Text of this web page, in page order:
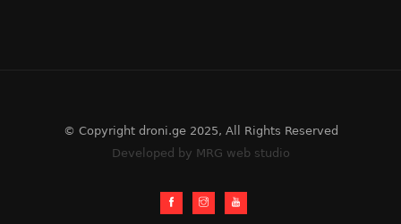
© Copyright droni.ge 2025, All Rights Reserved
Developed by MRG web studio